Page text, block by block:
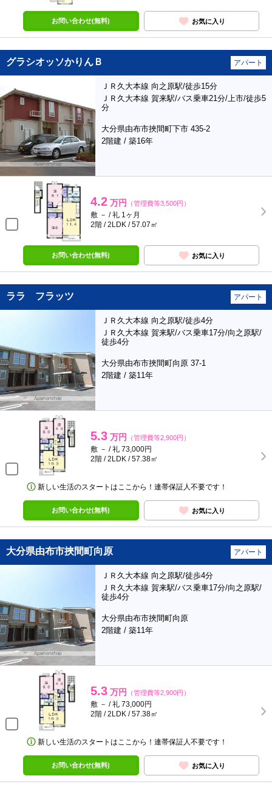
お問い合わせ(無料) お気に入り
グラシオッソかりんＢ アパート
ＪＲ久大本線 向之原駅/徒歩15分
ＪＲ久大本線 賀来駅/バス乗車21分/上市/徒歩5
分
大分県由布市挾間町下市 435-2
2階建 / 築16年
4.2 万円 （管理費等3,500円）
敷 － / 礼 1ヶ月
2階 / 2LDK / 57.07㎡
お問い合わせ(無料) お気に入り
ララ フラッツ アパート
ＪＲ久大本線 向之原駅/徒歩4分
ＪＲ久大本線 賀来駅/バス乗車17分/向之原駅/
徒歩4分
大分県由布市挾間町向原 37-1
2階建 / 築11年
5.3 万円 （管理費等2,900円）
敷 － / 礼 73,000円
2階 / 2LDK / 57.38㎡
新しい生活のスタートはここから！連帯保証人不要です！
お問い合わせ(無料) お気に入り
大分県由布市挾間町向原 アパート
ＪＲ久大本線 向之原駅/徒歩4分
ＪＲ久大本線 賀来駅/バス乗車17分/向之原駅/
徒歩4分
大分県由布市挾間町向原
2階建 / 築11年
5.3 万円 （管理費等2,900円）
敷 － / 礼 73,000円
2階 / 2LDK / 57.38㎡
新しい生活のスタートはここから！連帯保証人不要です！
お問い合わせ(無料) お気に入り